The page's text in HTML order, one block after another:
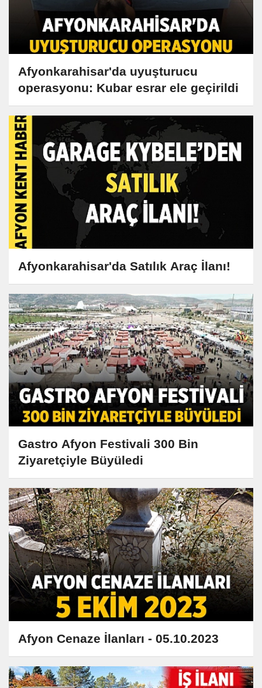
Afyonkarahisar'da uyuşturucu
operasyonu: Kubar esrar ele geçirildi
Afyonkarahisar'da Satılık Araç İlanı!
Gastro Afyon Festivali 300 Bin
Ziyaretçiyle Büyüledi
Afyon Cenaze İlanları - 05.10.2023